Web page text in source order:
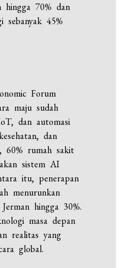
hingga 70% dan
sebanyak 45%
Forum
maju sudah
dan automasi
dan
60% rumah sakit
sistem AI
itu, penerapan
menurunkan
hingga 30%.
masa depan
realitas yang
global.